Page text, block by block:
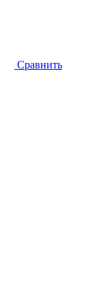
Сравнить